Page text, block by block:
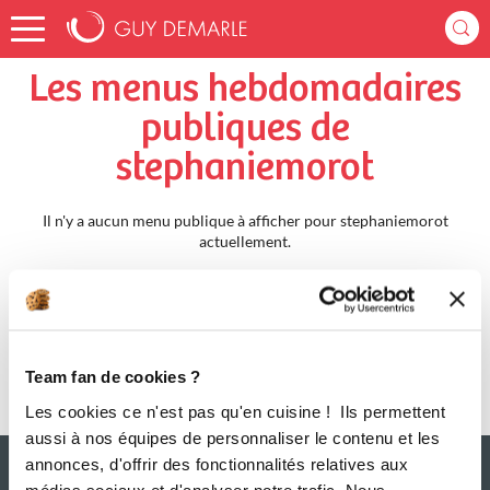
Team fan de cookies ?
Les cookies ce n'est pas qu'en cuisine ! Ils permettent
aussi à nos équipes de personnaliser le contenu et les
annonces, d'offrir des fonctionnalités relatives aux
Accueil stephaniemorot
Les menus hebdomadaires
publiques de
stephaniemorot
Il n'y a aucun menu publique à afficher pour stephaniemorot
actuellement.